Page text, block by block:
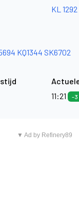
KL 1292
KQ1344 SK6702
11:21
-3
▼ Ad by Refinery89